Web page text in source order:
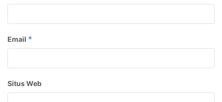
Email *
Situs Web